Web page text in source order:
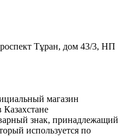
Тұран, дом 43/3, НП
магазин
знак, принадлежащий
используется по